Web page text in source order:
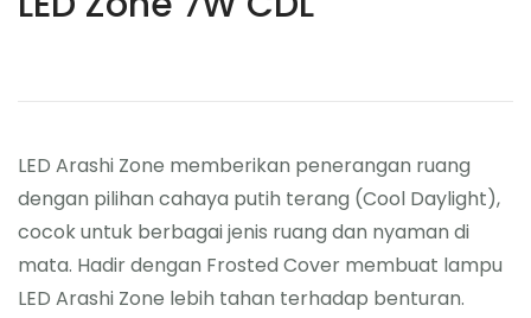
LED Arashi Zone memberikan penerangan ruang
dengan pilihan cahaya putih terang (Cool Daylight),
cocok untuk berbagai jenis ruang dan nyaman di
mata. Hadir dengan Frosted Cover membuat lampu
LED Arashi Zone lebih tahan terhadap benturan.